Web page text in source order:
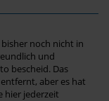
noch nicht in
und
bescheid. Das
aber es hat
hier jederzeit